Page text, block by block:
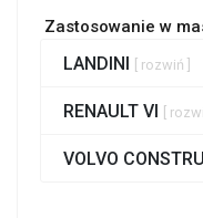
Zastosowanie w
LANDINI [ rozwiń ]
RENAULT VI [
VOLVO